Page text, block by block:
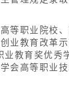
等职业院校
业教育改革
业教育奖优
会高等职业技